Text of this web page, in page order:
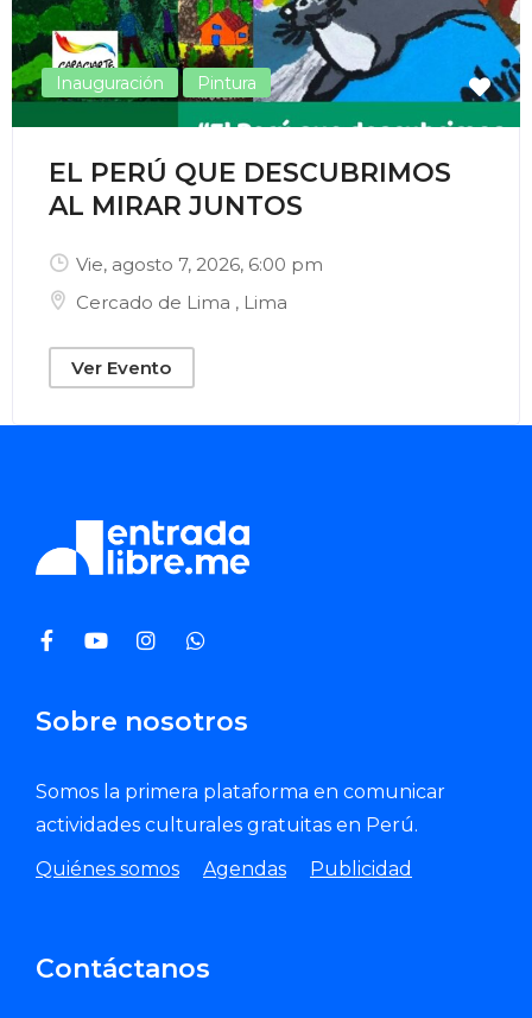
Inauguración Pintura
EL PERÚ QUE DESCUBRIMOS
AL MIRAR JUNTOS
Vie, agosto 7, 2026, 6:00 pm
Cercado de Lima , Lima
Ver Evento
Sobre nosotros
Somos la primera plataforma en comunicar
actividades culturales gratuitas en Perú.
Quiénes somos
Agendas Publicidad
Contáctanos